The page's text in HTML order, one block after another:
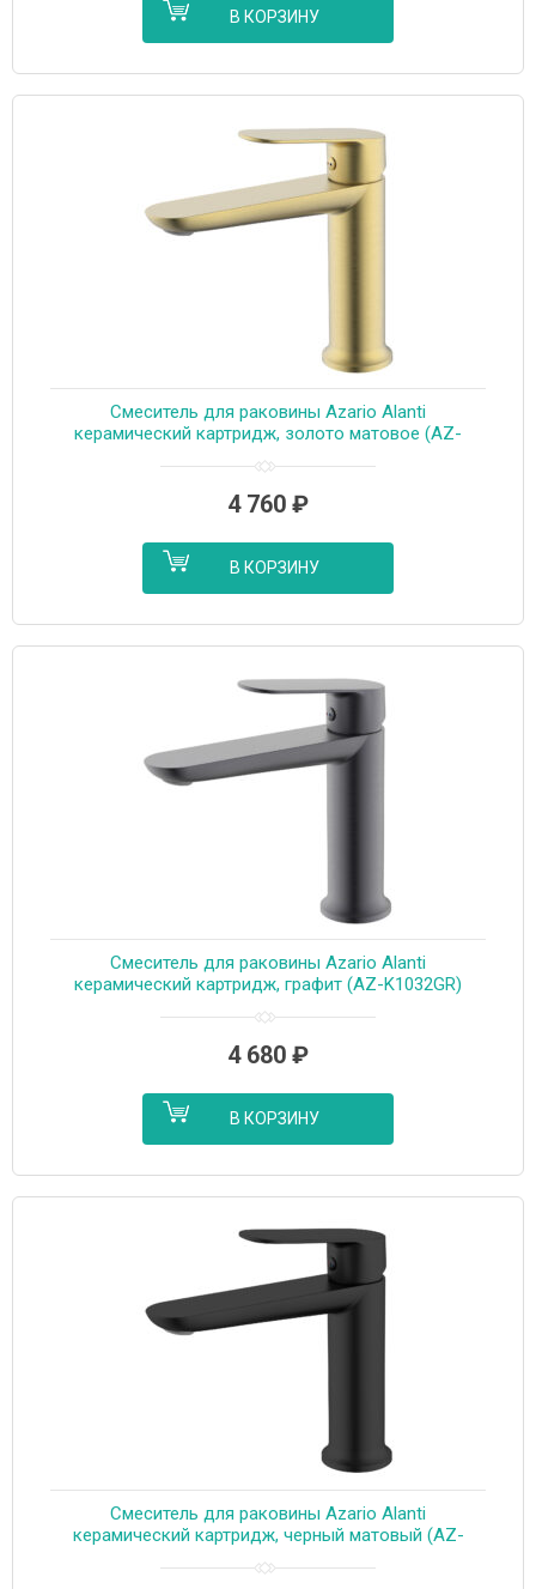
В КОРЗИНУ
Cмеситель для раковины Azario Alanti
керамический картридж, золото матовое (AZ-
4 760 ₽
В КОРЗИНУ
Cмеситель для раковины Azario Alanti
керамический картридж, графит (AZ-K1032GR)
4 680 ₽
В КОРЗИНУ
Cмеситель для раковины Azario Alanti
керамический картридж, черный матовый (AZ-